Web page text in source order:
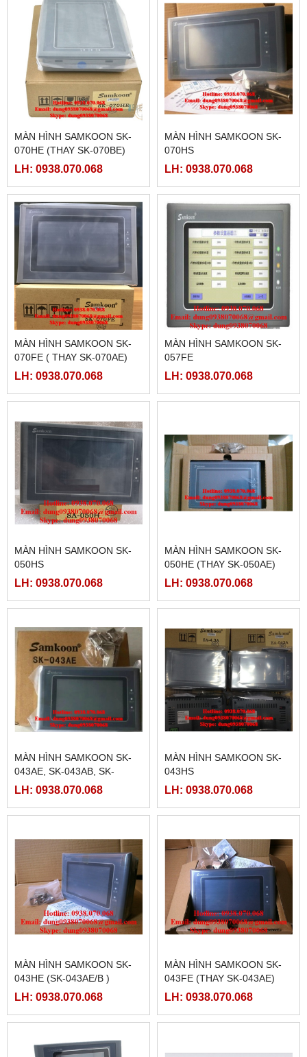
MÀN HÌNH SAMKOON SK-
070HE (THAY SK-070BE)
LH: 0938.070.068
MÀN HÌNH SAMKOON SK-
070HS
LH: 0938.070.068
MÀN HÌNH SAMKOON SK-
070FE ( THAY SK-070AE)
LH: 0938.070.068
MÀN HÌNH SAMKOON SK-
057FE
LH: 0938.070.068
MÀN HÌNH SAMKOON SK-
050HS
LH: 0938.070.068
MÀN HÌNH SAMKOON SK-
050HE (THAY SK-050AE)
LH: 0938.070.068
MÀN HÌNH SAMKOON SK-
043AE, SK-043AB, SK-
043BE
LH: 0938.070.068
MÀN HÌNH SAMKOON SK-
043HS
LH: 0938.070.068
MÀN HÌNH SAMKOON SK-
043HE (SK-043AE/B )
LH: 0938.070.068
MÀN HÌNH SAMKOON SK-
043FE (THAY SK-043AE)
LH: 0938.070.068